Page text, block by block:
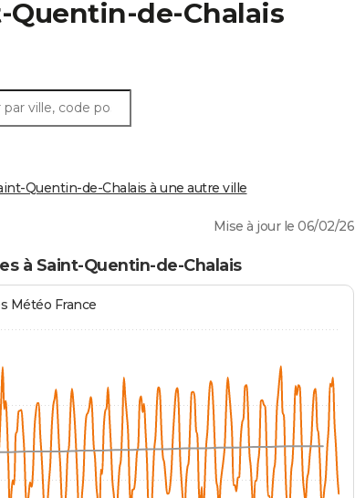
Quentin-de-Chalais
Quentin-de-Chalais à une autre ville
Mise à jour le 06/02/26
à Saint-Quentin-de-Chalais
Météo France